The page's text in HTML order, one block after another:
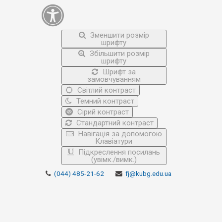
Зменшити розмір
шрифту
Збільшити розмір
шрифту
Шрифт за
замовчуванням
Світлий контраст
Темний контраст
Сірий контраст
Стандартний контраст
Навігація за допомогою
Клавіатури
Підкреслення посилань
(увімк./вимк.)
(044) 485-21-62 fj@kubg.edu.ua